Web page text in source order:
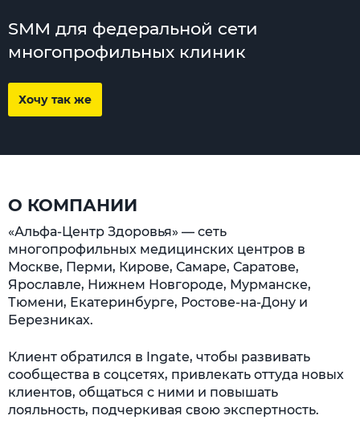
SMM для федеральной сети
многопрофильных клиник
Хочу так же
О КОМПАНИИ
«Альфа-Центр Здоровья» — сеть
многопрофильных медицинских центров в
Москве, Перми, Кирове, Самаре, Саратове,
Ярославле, Нижнем Новгороде, Мурманске,
Тюмени, Екатеринбурге, Ростове-на-Дону и
Березниках.
Клиент обратился в Ingate, чтобы развивать
сообщества в соцсетях, привлекать оттуда новых
клиентов, общаться с ними и повышать
лояльность, подчеркивая свою экспертность.